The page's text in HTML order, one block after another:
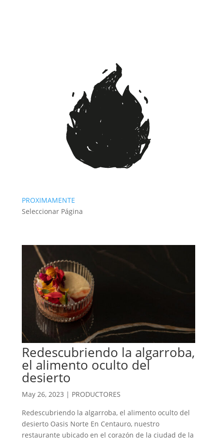
PROXIMAMENTE
Seleccionar Página
Redescubriendo la algarroba,
el alimento oculto del
desierto
May 26, 2023 | PRODUCTORES
Redescubriendo la algarroba, el alimento oculto del
desierto Oasis Norte En Centauro, nuestro
restaurante ubicado en el corazón de la ciudad de la